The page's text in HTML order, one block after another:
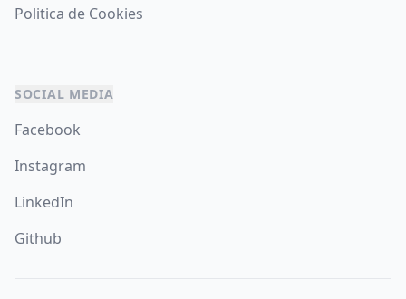
Politica de Cookies
SOCIAL MEDIA
Facebook
Instagram
LinkedIn
Github